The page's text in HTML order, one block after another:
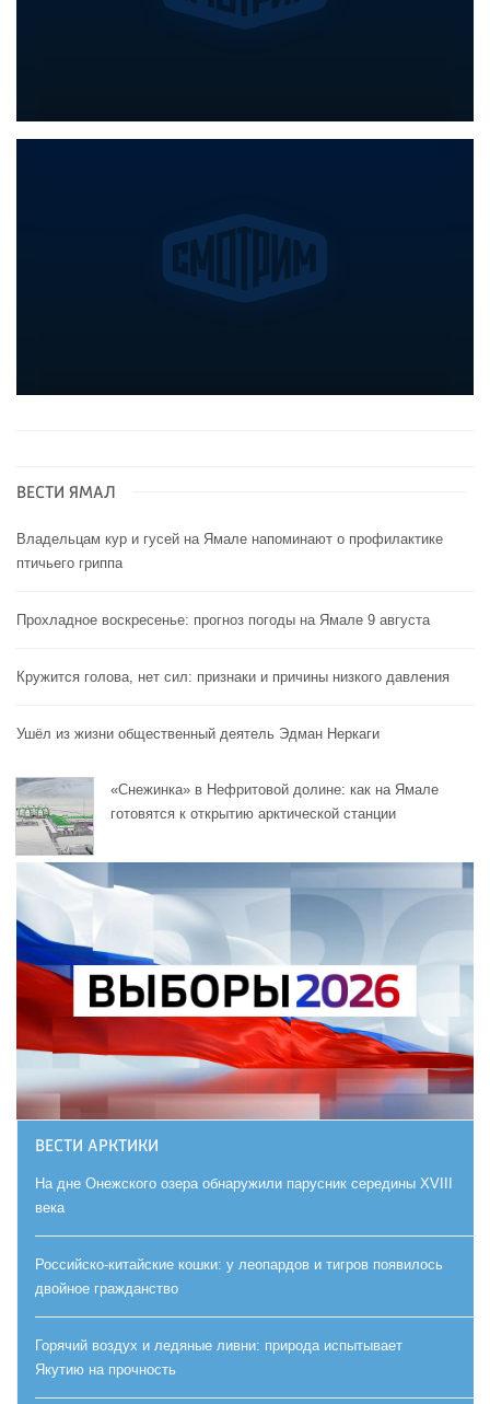
ВЕСТИ ЯМАЛ
Владельцам кур и гусей на Ямале напоминают o профилактике
птичьего гриппа
Прохладное воскресенье: прогноз погоды на Ямале 9 августа
Кружится голова, нет сил: признаки и причины низкого давления
Ушёл из жизни общественный деятель Эдман Неркаги
«Снежинка» в Нефритовой долине: как на Ямале
готовятся к открытию арктической станции
ВЕСТИ АРКТИКИ
На дне Онежского озера обнаружили парусник середины XVIII
века
Российско-китайские кошки: у леопардов и тигров появилось
двойное гражданство
Горячий воздух и ледяные ливни: природа испытывает
Якутию на прочность